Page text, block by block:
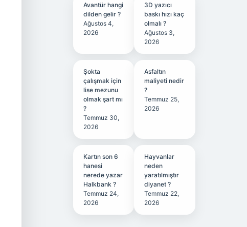
Avantür hangi
dilden gelir ?
Ağustos 4,
2026
3D yazıcı
baskı hızı kaç
olmalı ?
Ağustos 3,
2026
Şokta
çalışmak için
lise mezunu
olmak şart mı
?
Temmuz 30,
2026
Asfaltın
maliyeti nedir
?
Temmuz 25,
2026
Kartın son 6
hanesi
nerede yazar
Halkbank ?
Temmuz 24,
2026
Hayvanlar
neden
yaratılmıştır
diyanet ?
Temmuz 22,
2026